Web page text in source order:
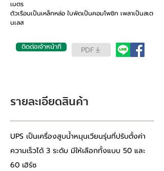
เมตร
ตัวเรือนเป็นเหล็กหล่อ ใบพัดเป็นคอมโพซิท เพลาเป็นสเต
นเลส
ติดต่อเจ้าหน้าที่ PDF
รายละเอียดสินค้า
UPS เป็นเครื่องสูบน้ำหมุนเวียนรุ่นที่ปรับตั้งค่า
ความเร็วได้ 3 ระดับ มีให้เลือกทั้งแบบ 50 และ
60 เฮิร์ซ